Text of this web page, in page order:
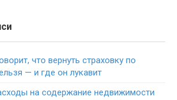
что вернуть страховку по
— и где он лукавит
на содержание недвижимости